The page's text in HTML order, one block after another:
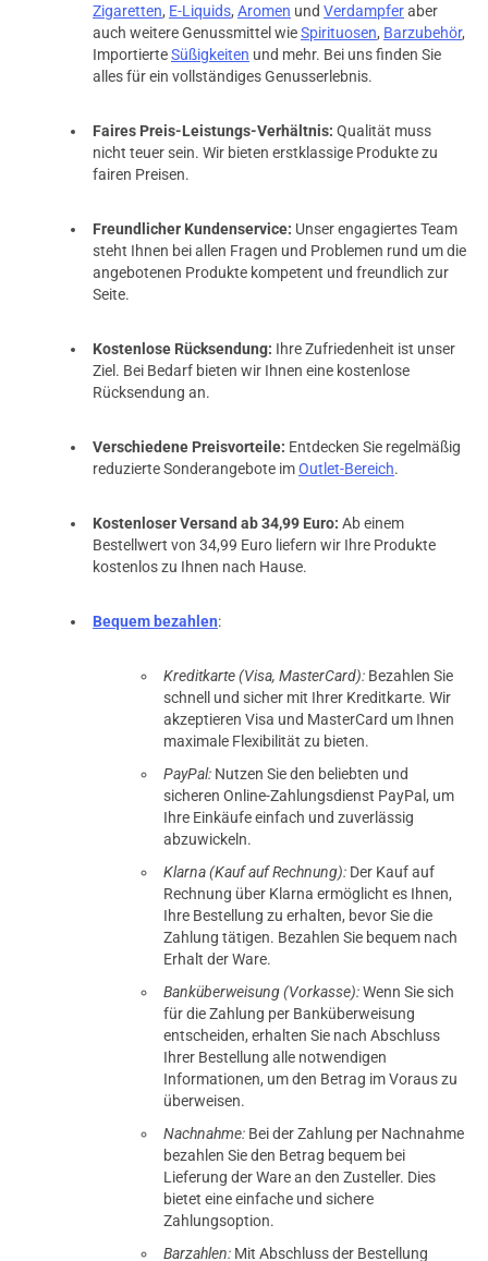
Zigaretten, E-Liquids, Aromen und Verdampferaber
auch weitere Genussmittel wieSpirituosen, Barzubehör,
ImportierteSüßigkeiten und mehr. Bei uns finden Sie
alles für ein vollständiges Genusserlebnis.
Faires Preis-Leistungs-Verhältnis: Qualität muss
nicht teuer sein. Wir bieten erstklassige Produkte zu
fairen Preisen.
Freundlicher Kundenservice: Unser engagiertes Team
steht Ihnen bei allen Fragen und Problemen rund um die
angebotenen Produkte kompetent und freundlich zur
Seite.
Kostenlose Rücksendung: Ihre Zufriedenheit ist unser
Ziel. Bei Bedarf bieten wir Ihnen eine kostenlose
Rücksendung an.
Verschiedene Preisvorteile: Entdecken Sie regelmäßig
reduzierte Sonderangebote imOutlet-Bereich.
Kostenloser Versand ab 34,99 Euro: Ab einem
Bestellwert von 34,99 Euro liefern wir Ihre Produkte
kostenlos zu Ihnen nach Hause.
Bequem bezahlen:
Kreditkarte (Visa, MasterCard): Bezahlen Sie
schnell und sicher mit Ihrer Kreditkarte. Wir
akzeptieren Visa und MasterCard um Ihnen
maximale Flexibilität zu bieten.
PayPal: Nutzen Sie den beliebten und
sicheren Online-Zahlungsdienst PayPal, um
Ihre Einkäufe einfach und zuverlässig
abzuwickeln.
Klarna (Kauf auf Rechnung): Der Kauf auf
Rechnung über Klarna ermöglicht es Ihnen,
Ihre Bestellung zu erhalten, bevor Sie die
Zahlung tätigen. Bezahlen Sie bequem nach
Erhalt der Ware.
Banküberweisung (Vorkasse):Wenn Sie sich
für die Zahlung per Banküberweisung
entscheiden, erhalten Sie nach Abschluss
Ihrer Bestellung alle notwendigen
Informationen, um den Betrag im Voraus zu
überweisen.
Nachnahme: Bei der Zahlung per Nachnahme
bezahlen Sie den Betrag bequem bei
Lieferung der Ware an den Zusteller. Dies
bietet eine einfache und sichere
Zahlungsoption.
Barzahlen: Mit Abschluss der Bestellung